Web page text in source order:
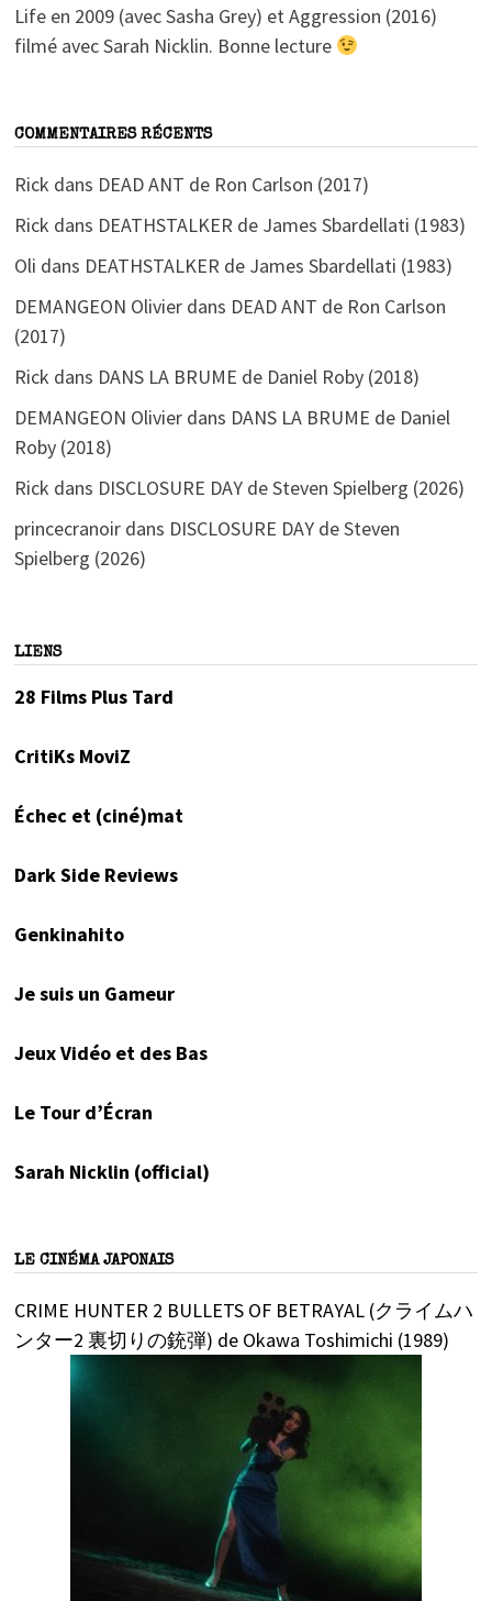
Life en 2009 (avec Sasha Grey) et Aggression (2016)
filmé avec Sarah Nicklin. Bonne lecture
COMMENTAIRES RÉCENTS
Rick dans DEAD ANT de Ron Carlson (2017)
Rick dans DEATHSTALKER de James Sbardellati (1983)
Oli dans DEATHSTALKER de James Sbardellati (1983)
DEMANGEON Olivierdans DEAD ANT de Ron Carlson
(2017)
Rick dans DANS LA BRUME de Daniel Roby (2018)
DEMANGEON Olivierdans DANS LA BRUME de Daniel
Roby (2018)
Rick dans DISCLOSURE DAY de Steven Spielberg (2026)
princecranoirdans DISCLOSURE DAY de Steven
Spielberg (2026)
LIENS
28 Films Plus Tard
CritiKs MoviZ
Échec et (ciné)mat
Dark Side Reviews
Genkinahito
Je suis un Gameur
Jeux Vidéo et des Bas
Le Tour d’Écran
Sarah Nicklin (official)
LE CINÉMA JAPONAIS
CRIME HUNTER 2 BULLETS OF BETRAYAL (クライムハ
ンター2 裏切りの銃弾) de Okawa Toshimichi (1989)